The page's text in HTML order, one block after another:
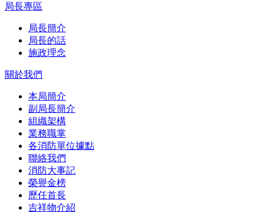
局長專區
局長簡介
局長的話
施政理念
關於我們
本局簡介
副局長簡介
組織架構
業務職掌
各消防單位據點
聯絡我們
消防大事記
榮譽金榜
歷任首長
吉祥物介紹